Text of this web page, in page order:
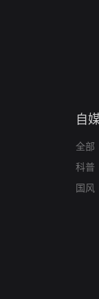
自
全部
科普
国风